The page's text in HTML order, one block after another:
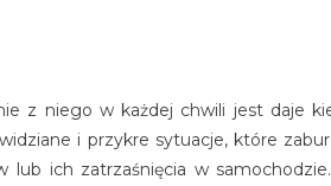
z niego w każdej chwili jest daje
i przykre sytuacje, które
ich zatrzaśnięcia w